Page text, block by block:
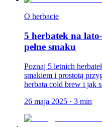
O herbacie
5 herbatek na
pełne smaku
Poznaj 5 letnich
smakiem i prostotą
herbata cold brew i jak
26 maja 2025 · 3 min